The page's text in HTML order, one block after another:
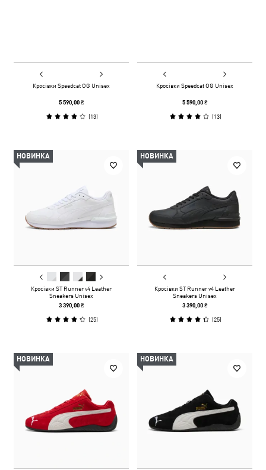
Кросівки Speedcat OG Unisex
5 590,00 ₴
(13)
Кросівки Speedcat OG Unisex
5 590,00 ₴
(13)
НОВИНКА
Кросівки ST Runner v4 Leather
Sneakers Unisex
3 390,00 ₴
(25)
НОВИНКА
Кросівки ST Runner v4 Leather
Sneakers Unisex
3 390,00 ₴
(25)
НОВИНКА НОВИНКА